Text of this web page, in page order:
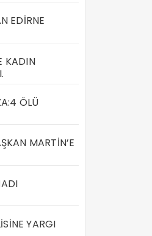
EDİRNE
KADIN
ÖLÜ
MARTİN’E
YARGI